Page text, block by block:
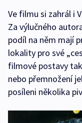
Ve filmu si zahrál i
Za výlučného
podíl na něm mají
lokality pro své
filmové postavy
nebo přemnožení
posíleni několika